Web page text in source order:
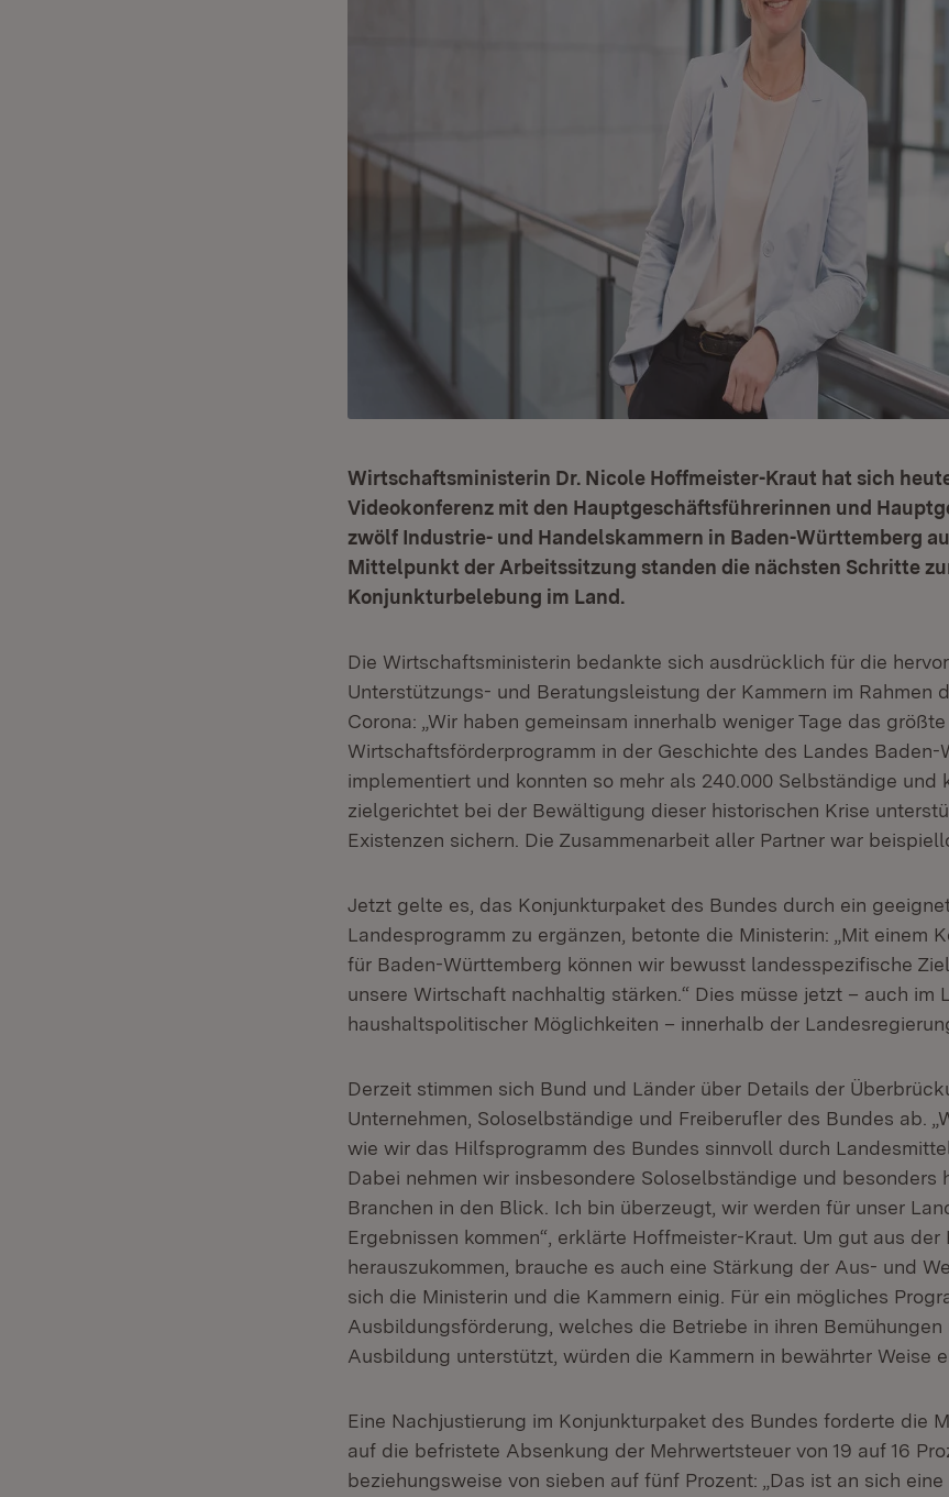
Wirtschaftsministerin Dr. Nicole Hoffmeister-Kraut hat sich
Videokonferenz mit den Hauptgeschäftsführerinnen und
zwölf Industrie- und Handelskammern in Baden-Württemberg
Mittelpunkt der Arbeitssitzung standen die nächsten Schritte
Konjunkturbelebung im Land.
Die Wirtschaftsministerin bedankte sich ausdrücklich für die
Unterstützungs- und Beratungsleistung der Kammern im Rahmen
Corona: „Wir haben gemeinsam innerhalb weniger Tage das größte
Wirtschaftsförderprogramm in der Geschichte des Landes Baden-
implementiert und konnten so mehr als 240.000 Selbständige und
zielgerichtet bei der Bewältigung dieser historischen Krise
Existenzen sichern. Die Zusammenarbeit aller Partner war
Jetzt gelte es, das Konjunkturpaket des Bundes durch ein
Landesprogramm zu ergänzen, betonte die Ministerin: „Mit einem
für Baden-Württemberg können wir bewusst landesspezifische
unsere Wirtschaft nachhaltig stärken.“ Dies müsse jetzt – auch im
haushaltspolitischer Möglichkeiten – innerhalb der
Derzeit stimmen sich Bund und Länder über Details der
Unternehmen, Soloselbständige und Freiberufler des Bundes ab.
wie wir das Hilfsprogramm des Bundes sinnvoll durch
Dabei nehmen wir insbesondere Soloselbständige und besonders
Branchen in den Blick. Ich bin überzeugt, wir werden für unser
Ergebnissen kommen“, erklärte Hoffmeister-Kraut. Um gut aus der
herauszukommen, brauche es auch eine Stärkung der Aus- und
sich die Ministerin und die Kammern einig. Für ein mögliches
Ausbildungsförderung, welches die Betriebe in ihren Bemühungen
Ausbildung unterstützt, würden die Kammern in bewährter Weise
Eine Nachjustierung im Konjunkturpaket des Bundes forderte die
auf die befristete Absenkung der Mehrwertsteuer von 19 auf 16
beziehungsweise von sieben auf fünf Prozent: „Das ist an sich